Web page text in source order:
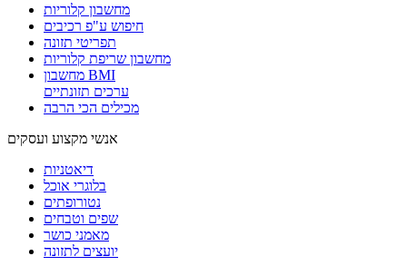
מחשבון קלוריות
חיפוש ע"פ רכיבים
תפריטי תזונה
מחשבון שריפת קלוריות
מחשבון BMI
ערכים תזונתיים
מכילים הכי הרבה
אנשי מקצוע ועסקים
דיאטניות
בלוגרי אוכל
נטורופתים
שפים וטבחים
מאמני כושר
יועצים לתזונה